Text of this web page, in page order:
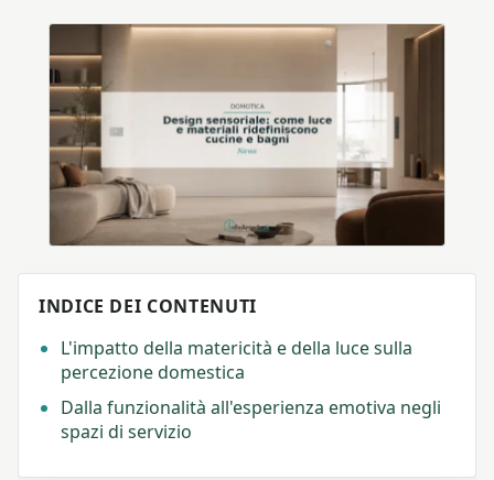
INDICE DEI CONTENUTI
L'impatto della matericità e della luce sulla
percezione domestica
Dalla funzionalità all'esperienza emotiva negli
spazi di servizio